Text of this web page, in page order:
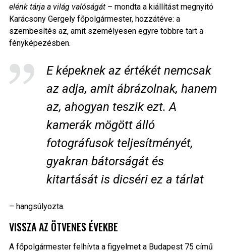
elénk tárja a világ valóságát– mondta a kiállítást megnyitó
Karácsony Gergely főpolgármester, hozzátéve: a
szembesítés az, amit személyesen egyre többre tart a
fényképezésben.
E képeknek az értékét nemcsak
az adja, amit ábrázolnak, hanem
az, ahogyan teszik ezt. A
kamerák mögött álló
fotográfusok teljesítményét,
gyakran bátorságát és
kitartását is dicséri ez a tárlat
– hangsúlyozta.
VISSZA AZ ÖTVENES ÉVEKBE
A főpolgármester felhívta a figyelmet a Budapest 75 című